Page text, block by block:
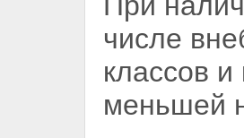
числе
классов
меньшей